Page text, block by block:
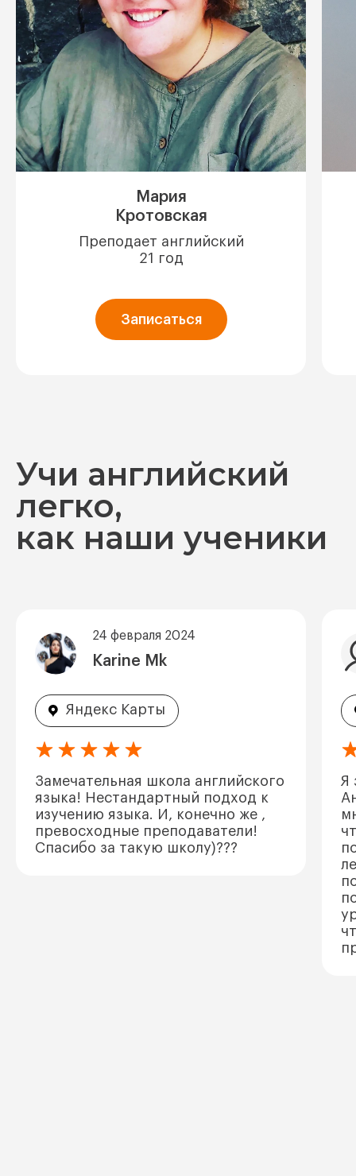
Мария
Кротовская
Преподает английский
21 год
Записаться
Учи английский
легко,
как наши ученики
24 февраля 2024
Karine Mk
Яндекс Карты
Замечательная школа английского
языка! Нестандартный подход к
изучению языка. И, конечно же ,
превосходные преподаватели!
Спасибо за такую школу)???
Я